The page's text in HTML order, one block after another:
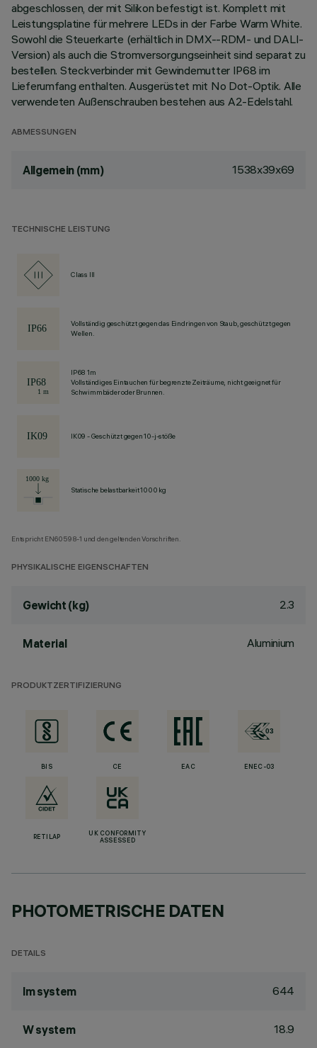
abgeschlossen, der mit Silikon befestigt ist. Komplett mit
Leistungsplatine für mehrere LEDs in der Farbe Warm White.
Sowohl die Steuerkarte (erhältlich in DMX--RDM- und DALI-
Version) als auch die Stromversorgungseinheit sind separat zu
bestellen. Steckverbinder mit Gewindemutter IP68 im
Lieferumfang enthalten. Ausgerüstet mit No Dot-Optik. Alle
verwendeten Außenschrauben bestehen aus A2-Edelstahl.
ABMESSUNGEN
Allgemein (mm) 1538x39x69
TECHNISCHE LEISTUNG
Class III
Vollständig geschützt gegen das Eindringen von Staub, geschützt gegen
Wellen.
IP68 1m
Vollständiges Eintauchen für begrenzte Zeiträume, nicht geeignet für
Schwimmbäder oder Brunnen.
IK09 - Geschützt gegen 10-j-stöße
Statische belastbarkeit 1000 kg
Entspricht EN60598-1 und den geltenden Vorschriften.
PHYSIKALISCHE EIGENSCHAFTEN
Gewicht (kg) 2.3
Material Aluminium
PRODUKTZERTIFIZIERUNG
BIS CE EAC ENEC-03
RETILAP
UK CONFORMITY
ASSESSED
PHOTOMETRISCHE DATEN
DETAILS
lm system 644
W system 18.9